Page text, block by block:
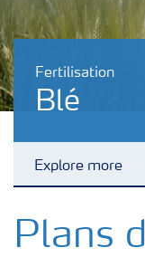
Fertilisation
Blé
Explore more
Nutrition des
Plans